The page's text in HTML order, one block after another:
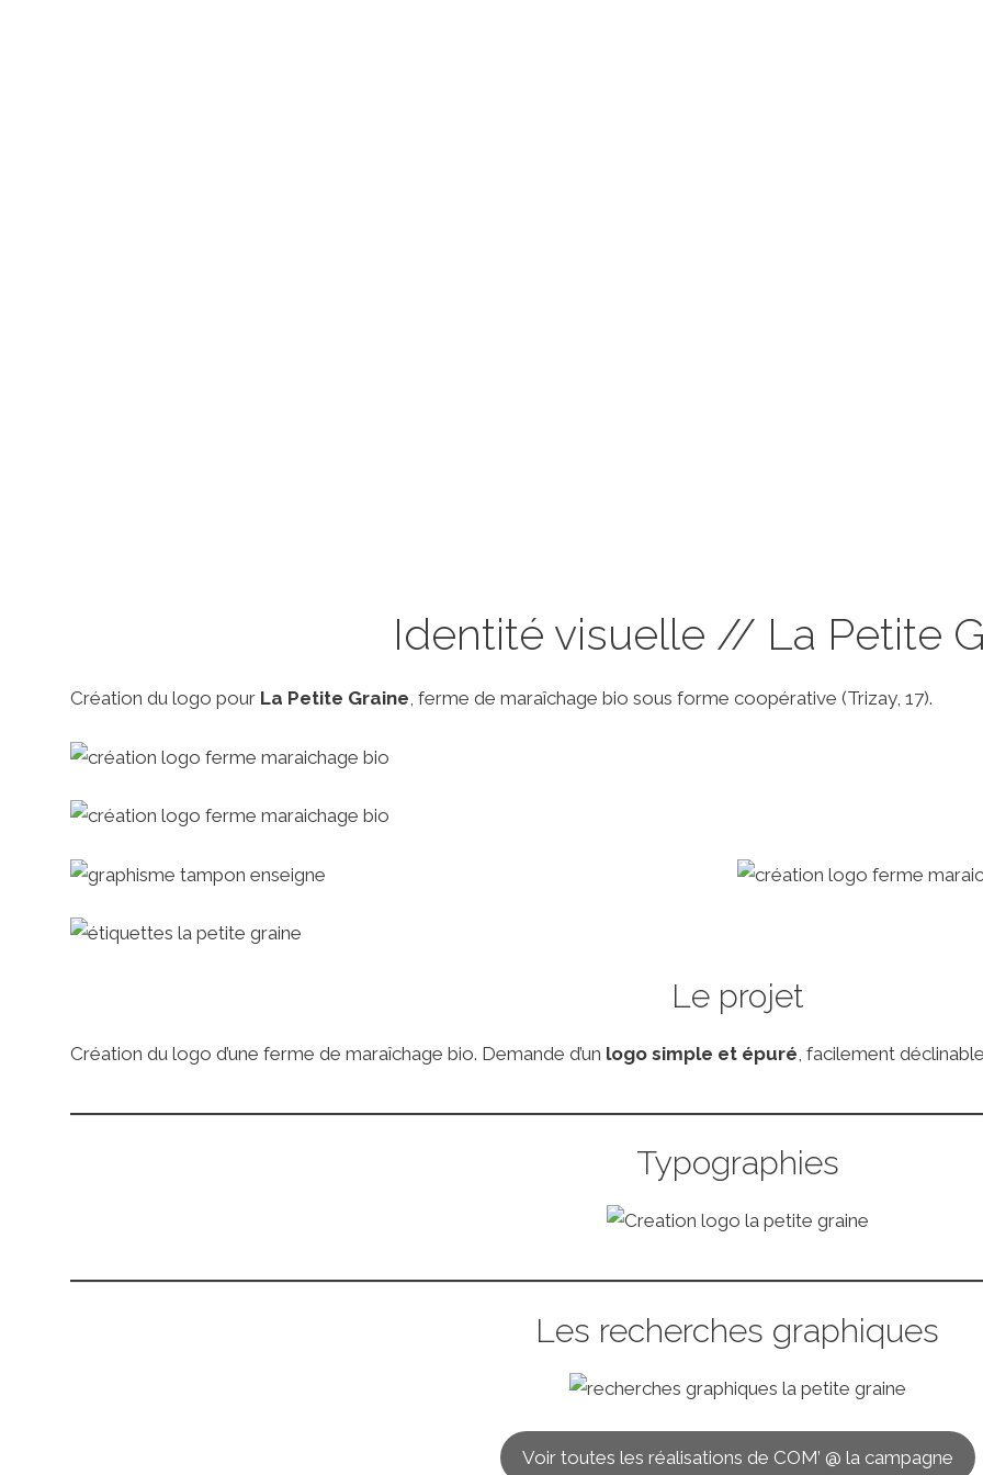
Identité visuelle // La Petite
Création du logo pour La Petite Graine, ferme de maraîchage bio sous forme coopérative (Trizay, 17).
Le projet
Création du logo d’une ferme de maraîchage bio. Demande d’un logo simple et épuré , facilement
Typographies
Les recherches graphiques
Voir toutes les réalisations de COM’ @ la campagne